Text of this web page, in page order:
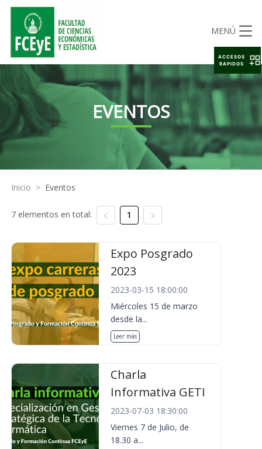
MENÚ
EVENTOS
Inicio > Eventos
7 elementos en total: 1
Expo Posgrado
2023
2023-03-15 18:00:00
Miércoles 15 de marzo
desde la...
Leer más
Charla
Informativa GETI
2023-07-03 18:30:00
Viernes 7 de Julio, de
18.30 a...
ACCESOS
RAPIDOS